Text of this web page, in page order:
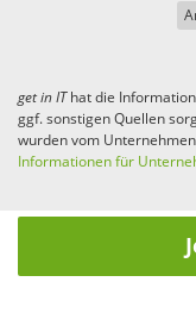
get in IThat die
ggf. sonstigen Quellen
wurden vom
Informationen für